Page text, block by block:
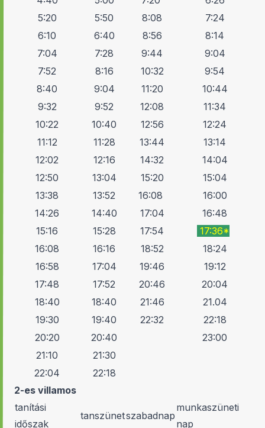
5:20
5:50 8:08
7:24
6:10
6:40 8:56
8:14
7:04
7:28 9:44
9:04
7:52
8:16 10:32
9:54
8:40
9:04 11:20
10:44
9:32
9:52 12:08
11:34
10:22
10:40 12:56
12:24
11:12
11:28 13:44
13:14
12:02
12:16 14:32
14:04
12:50
13:04 15:20
15:04
13:38
13:52 16:08
16:00
14:26
14:40 17:04
16:48
15:16
15:28 17:54
17:36*
16:08
16:16 18:52
18:24
16:58
17:04 19:46
19:12
17:48
17:52 20:46
20:04
18:40
18:40 21:46
21.04
19:30
19:40 22:32
22:18
20:20
20:40
23:00
21:10
21:30
22:04
22:18
2-es villamos
tanítási
időszak
tanszünetszabadnap
munkaszüneti
nap